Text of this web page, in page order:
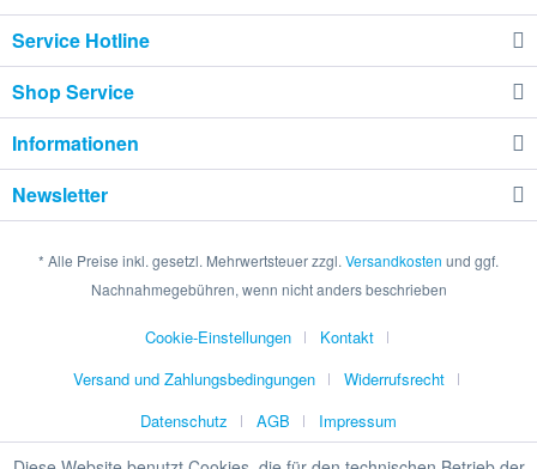
Service Hotline
Shop Service
Informationen
Newsletter
* Alle Preise inkl. gesetzl. Mehrwertsteuer zzgl. Versandkosten und ggf.
Nachnahmegebühren, wenn nicht anders beschrieben
Cookie-Einstellungen
Kontakt
Versand und Zahlungsbedingungen
Widerrufsrecht
Datenschutz
AGB Impressum